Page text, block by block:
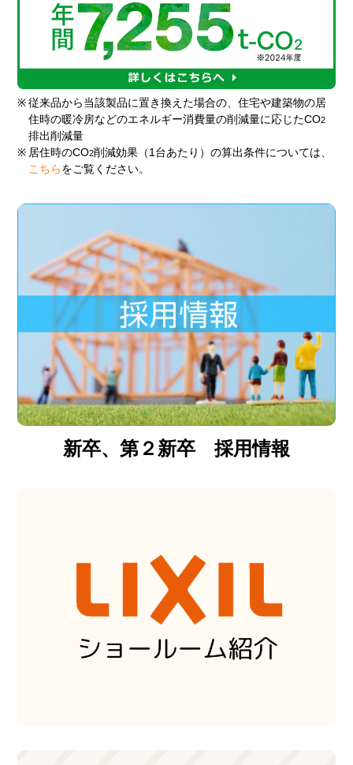
※ 従来品から当該製品に置き換えた場合の、住宅や建築物の居
住時の暖冷房などのエネルギー消費量の削減量に応じたCO2
排出削減量
※ 居住時のCO2削減効果（1台あたり）の算出条件については、
こちら をご覧ください。
新卒、第２新卒 採用情報